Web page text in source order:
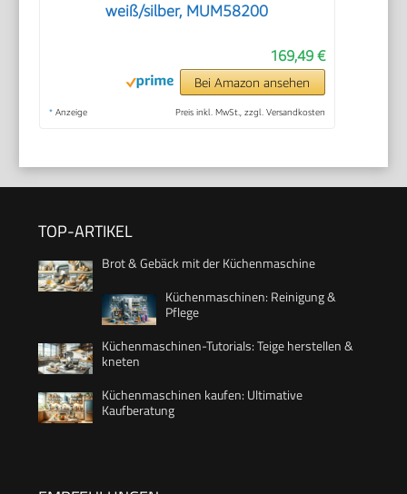
weiß/silber, MUM58200
169,49 €
Bei Amazon ansehen
* Anzeige Preis inkl. MwSt., zzgl. Versandkosten
TOP-ARTIKEL
Brot & Gebäck mit der Küchenmaschine
Küchenmaschinen: Reinigung &
Pflege
Küchenmaschinen-Tutorials: Teige herstellen &
kneten
Küchenmaschinen kaufen: Ultimative
Kaufberatung